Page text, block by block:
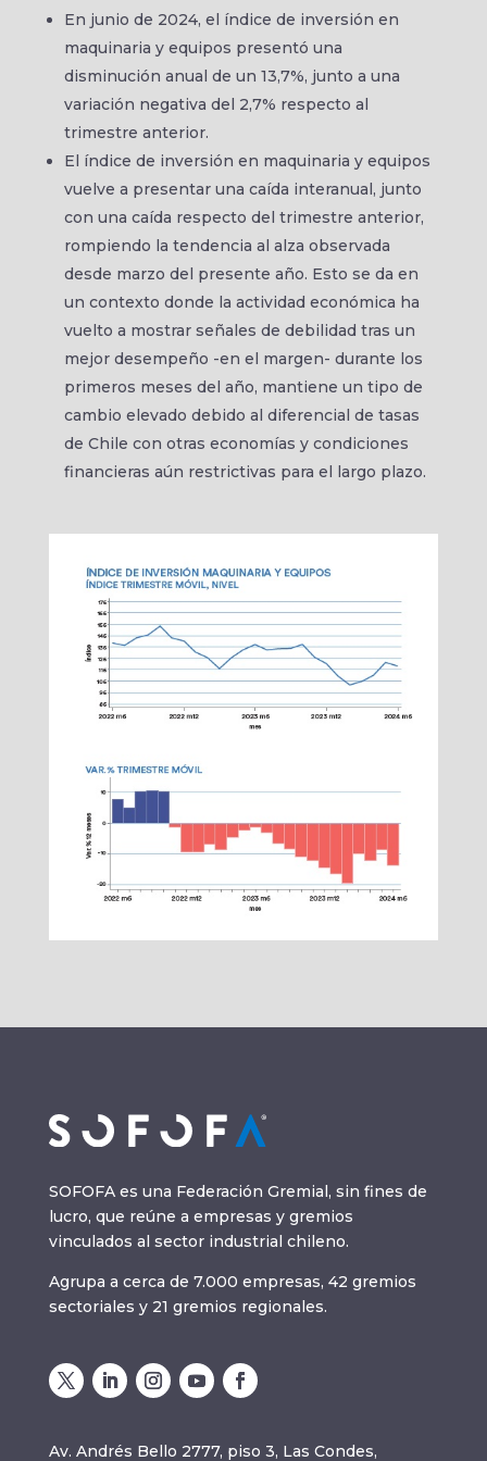
En junio de 2024, el índice de inversión en
maquinaria y equipos presentó una
disminución anual de un 13,7%, junto a una
variación negativa del 2,7% respecto al
trimestre anterior.
El índice de inversión en maquinaria y equipos
vuelve a presentar una caída interanual, junto
con una caída respecto del trimestre anterior,
rompiendo la tendencia al alza observada
desde marzo del presente año. Esto se da en
un contexto donde la actividad económica ha
vuelto a mostrar señales de debilidad tras un
mejor desempeño -en el margen- durante los
primeros meses del año, mantiene un tipo de
cambio elevado debido al diferencial de tasas
de Chile con otras economías y condiciones
financieras aún restrictivas para el largo plazo.
SOFOFA es una Federación Gremial, sin fines de
lucro, que reúne a empresas y gremios
vinculados al sector industrial chileno.
Agrupa a cerca de 7.000 empresas, 42 gremios
sectoriales y 21 gremios regionales.
Av. Andrés Bello 2777, piso 3, Las Condes,